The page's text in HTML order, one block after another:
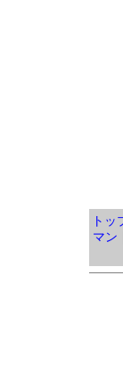
トッ
マン